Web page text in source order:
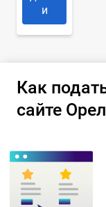
и
Как
сайте